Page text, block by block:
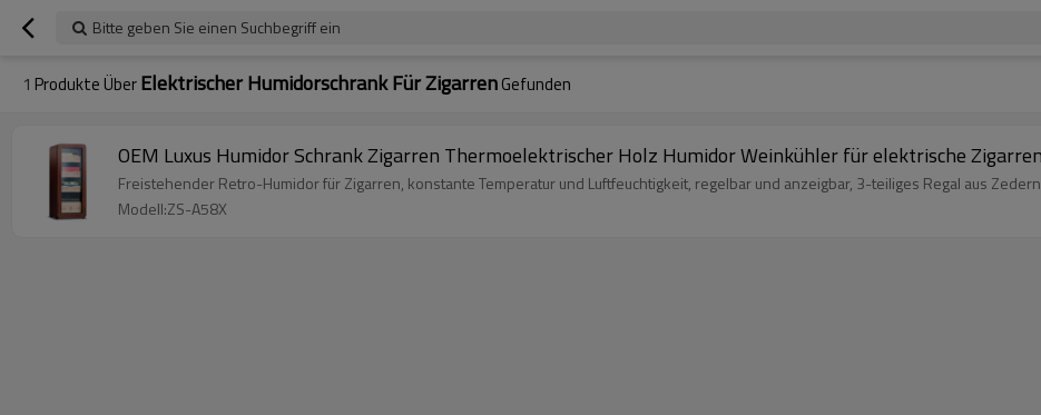
Bitte geben Sie einen Suchbegriff ein
1 Produkte ÜberElektrischer Humidorschrank Für ZigarrenGefunden
OEM Luxus Humidor Schrank Zigarren Thermoelektrischer Holz Humidor Weinkühler für elektrische Zigarren
Freistehender Retro-Humidor für Zigarren, konstante Temperatur und Luftfeuchtigkeit, regelbar und anzeigbar, 3-teiliges Regal aus
Modell:ZS-A58X